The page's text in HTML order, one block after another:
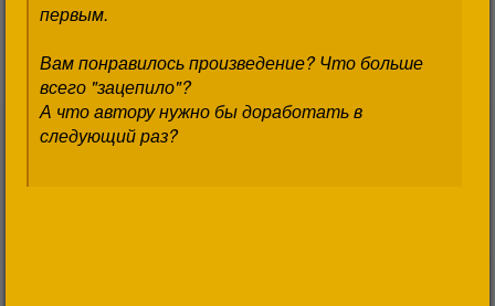
первым.
Вам понравилось произведение? Что больше
всего "зацепило"?
А что автору нужно бы доработать в
следующий раз?